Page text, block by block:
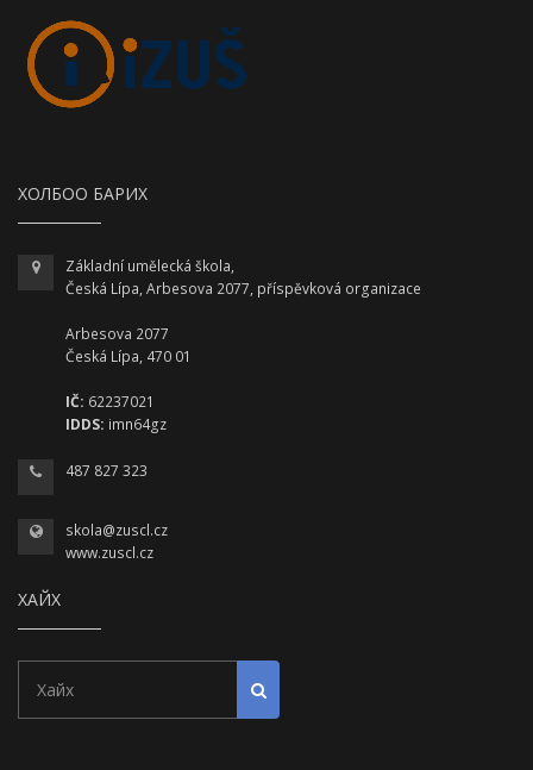
ХОЛБОО БАРИХ
Základní umělecká škola,
Česká Lípa, Arbesova 2077, příspěvková organizace
Arbesova 2077
Česká Lípa, 470 01
IČ: 62237021
IDDS: imn64gz
487 827 323
skola@zuscl.cz
www.zuscl.cz
ХАЙХ
Хайлт эхлүүлэх